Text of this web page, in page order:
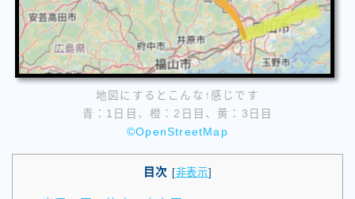
地図にするとこんな↑感じです
青：1日目、橙：2日目、黄：3日目
©︎OpenStreetMap
目次 [非表示]